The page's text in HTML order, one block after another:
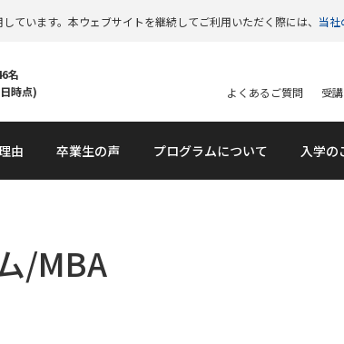
ています。本ウェブサイトを継続してご利用いただく際には、 当
名
時点)
由 卒業生の声 プログラムについて 入学の
よくあるご質問 受
/MBA